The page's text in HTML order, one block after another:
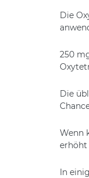
Die
250
Die
Wenn
erhöht
In